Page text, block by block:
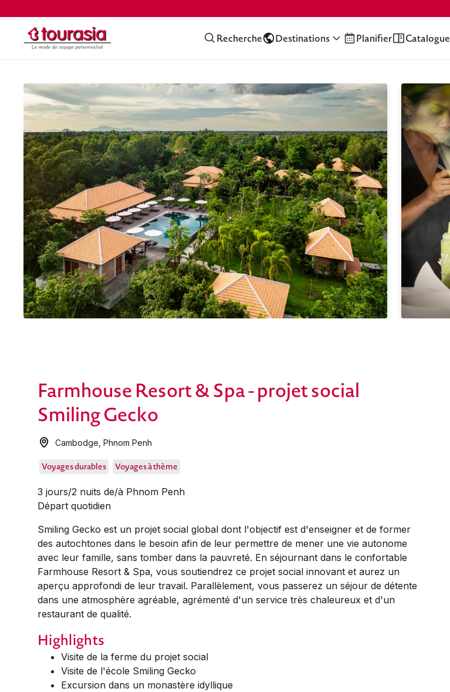
Recherche Destinations Planifier Catalogue
Farmhouse Resort & Spa - projet social
Smiling Gecko
Cambodge ,Phnom Penh
Voyages durables Voyages à thème
3 jours/2 nuits de/à Phnom Penh
Départ quotidien
Smiling Gecko est un projet social global dont l'objectif est d'enseigner et de former
des autochtones dans le besoin afin de leur permettre de mener une vie autonome
avec leur famille, sans tomber dans la pauvreté. En séjournant dans le confortable
Farmhouse Resort & Spa, vous soutiendrez ce projet social innovant et aurez un
aperçu approfondi de leur travail. Parallèlement, vous passerez un séjour de détente
dans une atmosphère agréable, agrémenté d'un service très chaleureux et d'un
restaurant de qualité.
Highlights
Visite de la ferme du projet social
Visite de l'école Smiling Gecko
Excursion dans un monastère idyllique